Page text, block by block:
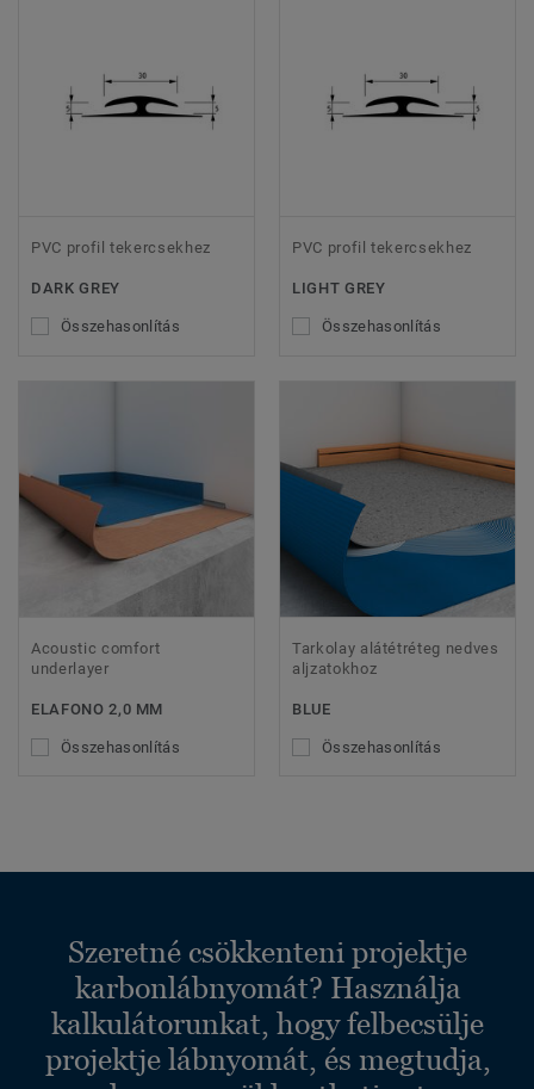
PVC profil tekercsekhez
DARK GREY
Összehasonlítás
PVC profil tekercsekhez
LIGHT GREY
Összehasonlítás
Acoustic comfort
underlayer
ELAFONO 2,0 MM
Összehasonlítás
Tarkolay alátétréteg nedves
aljzatokhoz
BLUE
Összehasonlítás
Szeretné csökkenteni projektje
karbonlábnyomát? Használja
kalkulátorunkat, hogy felbecsülje
projektje lábnyomát, és megtudja,